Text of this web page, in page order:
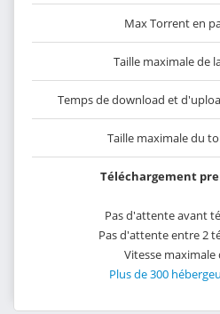
Max Torrent en
Taille maximale de
Temps de download et
Taille maximale du
Téléchargement
Pas d'attente avant
Pas d'attente entre 2
Vitesse
Plus de 300